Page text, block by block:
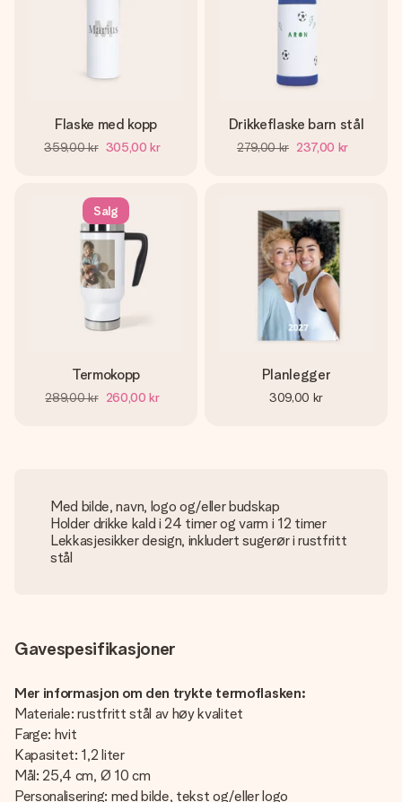
Flaske med kopp
359,00 kr 305,00 kr
Drikkeflaske barn stål
279,00 kr 237,00 kr
Salg
Termokopp
289,00 kr 260,00 kr
Planlegger
309,00 kr
Med bilde, navn, logo og/eller budskap
Holder drikke kald i 24 timer og varm i 12 timer
Lekkasjesikker design, inkludert sugerør i rustfritt
stål
Gavespesifikasjoner
Mer informasjon om den trykte termoflasken:
Materiale: rustfritt stål av høy kvalitet
Farge: hvit
Kapasitet: 1,2 liter
Mål: 25,4 cm, Ø 10 cm
Personalisering: med bilde, tekst og/eller logo